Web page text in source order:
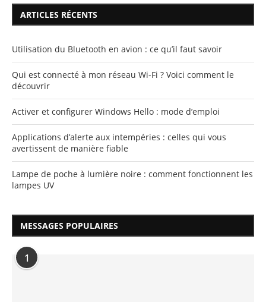
ARTICLES RÉCENTS
Utilisation du Bluetooth en avion : ce qu’il faut savoir
Qui est connecté à mon réseau Wi-Fi ? Voici comment le
découvrir
Activer et configurer Windows Hello : mode d’emploi
Applications d’alerte aux intempéries : celles qui vous
avertissent de manière fiable
Lampe de poche à lumière noire : comment fonctionnent les
lampes UV
MESSAGES POPULAIRES
1